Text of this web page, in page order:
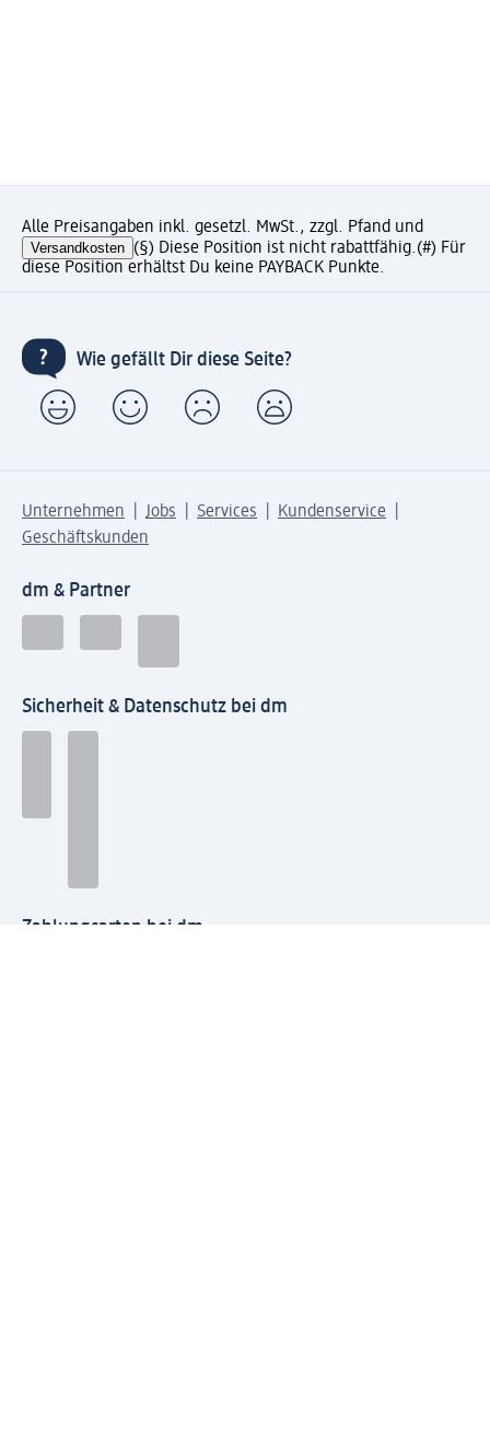
Alle Preisangaben inkl. gesetzl. MwSt., zzgl. Pfand und
Versandkosten (§) Diese Position ist nicht rabattfähig.(#) Für
diese Position erhältst Du keine PAYBACK Punkte.
Wie gefällt Dir diese Seite?
Unternehmen Jobs Services
Kundenservice
Geschäftskunden
dm & Partner
Sicherheit & Datenschutz bei dm
Zahlungsarten bei dm